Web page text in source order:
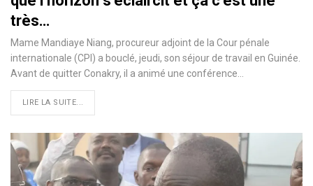
très…
Mame Mandiaye Niang, procureur adjoint de la Cour pénale
internationale (CPI) a bouclé, jeudi, son séjour de travail en Guinée.
Avant de quitter Conakry, il a animé une conférence…
LIRE LA SUITE...